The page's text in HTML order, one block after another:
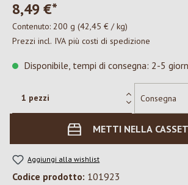
8,49 €*
Contenuto: 200 g (42,45 € / kg)
Prezzi incl. IVA più costi di spedizione
Disponibile, tempi di consegna: 2-5
METTI NELLA
Aggiungi alla wishlist
Codice prodotto: 101923